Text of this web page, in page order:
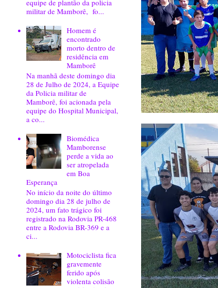
equipe de plantão da policia
militar de Mamborê, fo...
Homem é
encontrado
morto dentro de
residência em
Mamborê
Na manhã deste domingo dia
28 de Julho de 2024, a Equipe
da Policia militar de
Mamborê, foi acionada pela
equipe do Hospital Municipal,
a co...
Biomédica
Mamborense
perde a vida ao
ser atropelada
em Boa
Esperança
No início da noite do último
domingo dia 28 de julho de
2024, um fato trágico foi
registrado na Rodovia PR-468
entre a Rodovia BR-369 e a
ci...
Motociclista fica
gravemente
ferido após
violenta colisão